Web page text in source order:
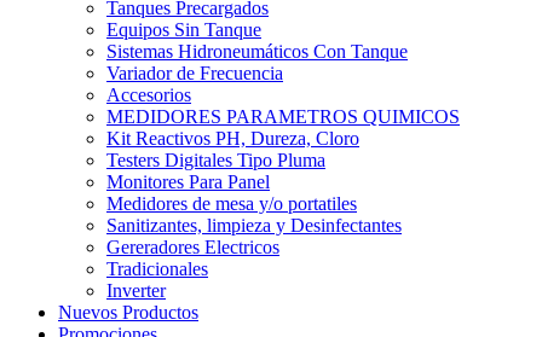
Tanques Precargados
Equipos Sin Tanque
Sistemas Hidroneumáticos Con Tanque
Variador de Frecuencia
Accesorios
MEDIDORES PARAMETROS QUIMICOS
Kit Reactivos PH, Dureza, Cloro
Testers Digitales Tipo Pluma
Monitores Para Panel
Medidores de mesa y/o portatiles
Sanitizantes, limpieza y Desinfectantes
Gereradores Electricos
Tradicionales
Inverter
Nuevos Productos